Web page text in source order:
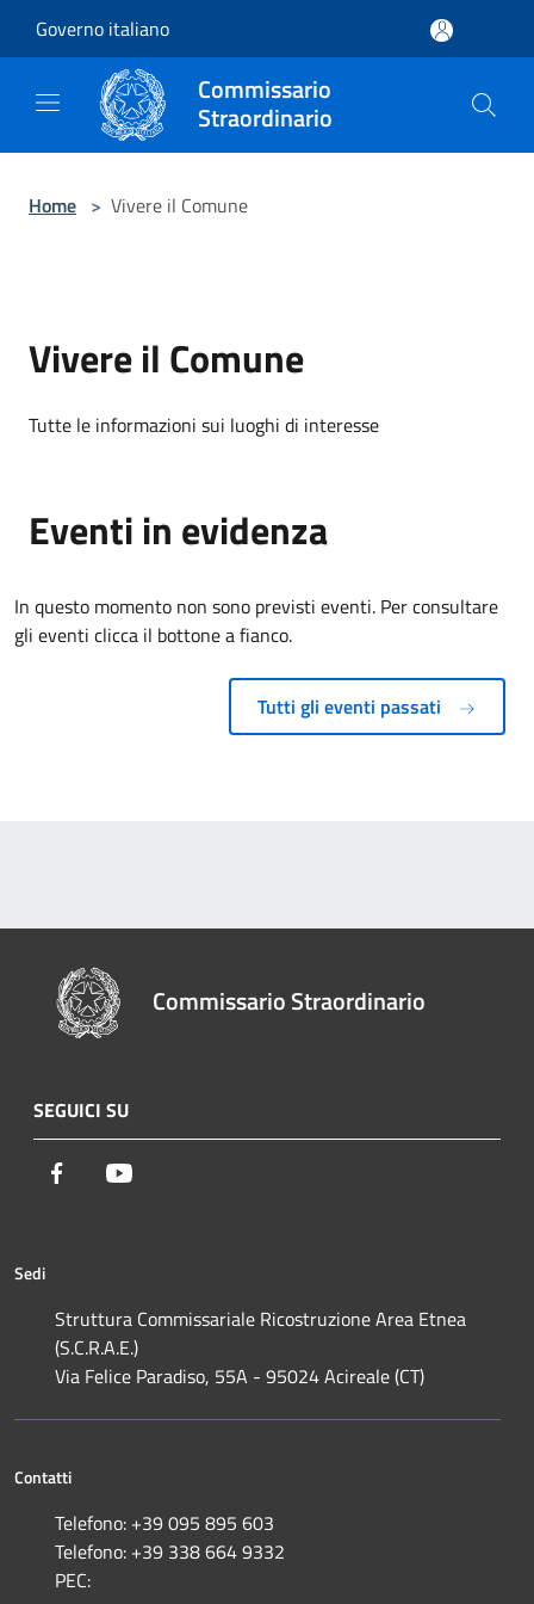
Governo italiano
Commissario
Straordinario
Home > Vivere il Comune
Vivere il Comune
Tutte le informazioni sui luoghi di interesse
Eventi in evidenza
In questo momento non sono previsti eventi. Per consultare
gli eventi clicca il bottone a fianco.
Tutti gli eventi passati
Commissario Straordinario
SEGUICI SU
Facebook
Sedi
Struttura Commissariale Ricostruzione Area Etnea
(S.C.R.A.E.)
Via Felice Paradiso, 55A - 95024 Acireale (CT)
Contatti
Telefono: +39 095 895 603
Telefono: +39 338 664 9332
PEC: